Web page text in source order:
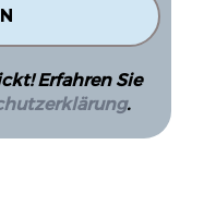
Erfahren Sie
.